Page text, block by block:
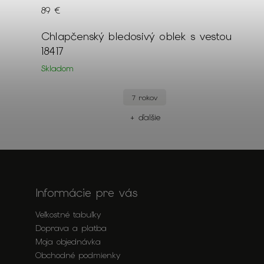
Chlapčenský bledosivý oblek s vestou
18417
Skladom
89 €
7 rokov
+ ďalšie
Informácie pre vás
Veľkostné tabuľky
Doprava a platba
Moja objednávka
Obchodné podmienky